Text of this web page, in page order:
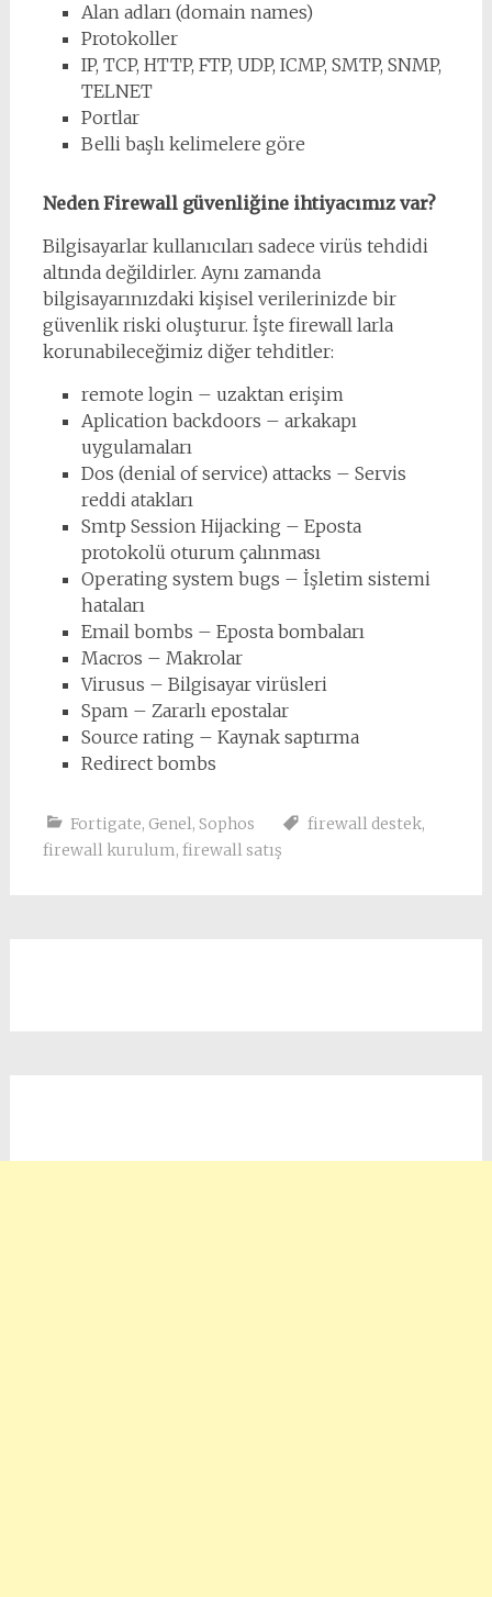
Alan adları (domain names)
Protokoller
IP, TCP, HTTP, FTP, UDP, ICMP, SMTP, SNMP,
TELNET
Portlar
Belli başlı kelimelere göre
Neden Firewall güvenliğine ihtiyacımız var?
Bilgisayarlar kullanıcıları sadece virüs tehdidi
altında değildirler. Aynı zamanda
bilgisayarınızdaki kişisel verilerinizde bir
güvenlik riski oluşturur. İşte firewall larla
korunabileceğimiz diğer tehditler:
remote login – uzaktan erişim
Aplication backdoors – arkakapı
uygulamaları
Dos (denial of service) attacks – Servis
reddi atakları
Smtp Session Hijacking – Eposta
protokolü oturum çalınması
Operating system bugs – İşletim sistemi
hataları
Email bombs – Eposta bombaları
Macros – Makrolar
Virusus – Bilgisayar virüsleri
Spam – Zararlı epostalar
Source rating – Kaynak saptırma
Redirect bombs
Fortigate, Genel, Sophos firewall destek,
firewall kurulum, firewall satış